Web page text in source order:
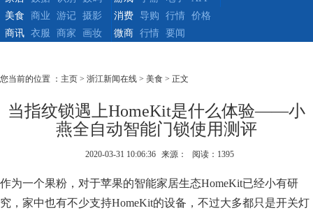
美食
商业 游记
摄影
商讯
衣服 商家 画妆
消费 导购 行情
价格
微商
行情 要闻
您当前的位置 ： 主页 > 浙江新闻在线 > 美食 > 正文
当指纹锁遇上HomeKit是什么体验——小
燕全自动智能门锁使用测评
2020-03-31 10:06:36 来源： 阅读：1395
作为一个果粉，对于苹果的智能家居生态HomeKit已经小有研
究，家中也有不少支持HomeKit的设备，不过大多都只是开关灯